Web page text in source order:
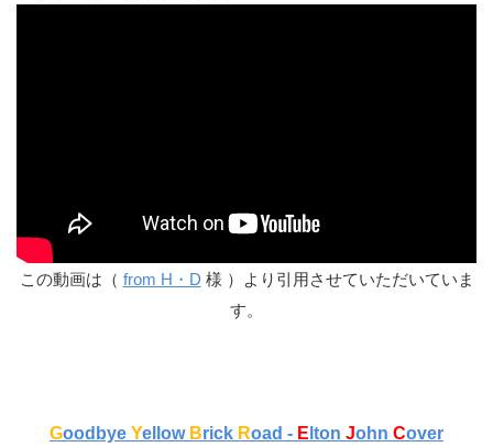
この動画は（ from H・D 様 ）より引用させていただいていま
す。
Goodbye Yellow Brick Road - E lton John Cover